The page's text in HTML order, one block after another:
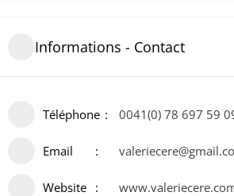
Informations - Contact
Téléphone 0041(0) 78 697 59
Email
Website